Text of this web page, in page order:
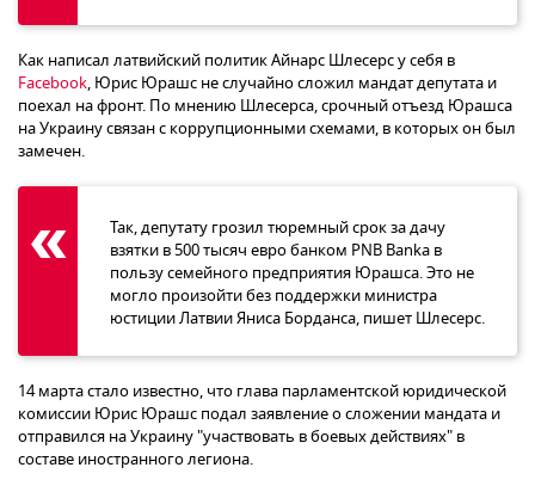
Как написал латвийский политик Айнарс Шлесерс у себя в
Facebook, Юрис Юрашс не случайно сложил мандат депутата и
поехал на фронт. По мнению Шлесерса, срочный отъезд Юрашса
на Украину связан с коррупционными схемами, в которых он был
замечен.
Так, депутату грозил тюремный срок за дачу
взятки в 500 тысяч евро банком PNB Banka в
пользу семейного предприятия Юрашса. Это не
могло произойти без поддержки министра
юстиции Латвии Яниса Борданса, пишет Шлесерс.
14 марта стало известно, что глава парламентской юридической
комиссии Юрис Юрашс подал заявление о сложении мандата и
отправился на Украину "участвовать в боевых действиях" в
составе иностранного легиона.